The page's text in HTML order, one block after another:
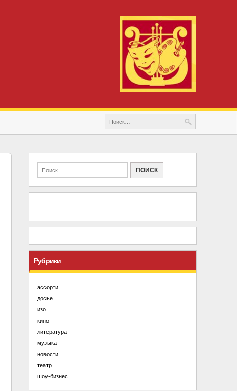
Рубрики
ассорти
досье
изо
кино
литература
музыка
новости
театр
шоу-бизнес